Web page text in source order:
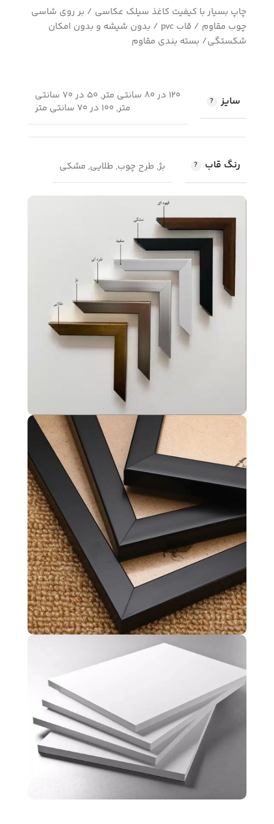
چاپ بسیار با کیفیت کاغذ سیلک عکاسی / بر روی شاسی
چوب مقاوم / قاب pvc / بدون شیشه و بدون امکان
شکستگی/ بسته بندی مقاوم
سایز
120 در 80 سانتی متر, 50 در 70 سانتی
متر, 100 در 70 سانتی متر
رنگ قاب بژ, طرح چوب, طلایی, مشکی